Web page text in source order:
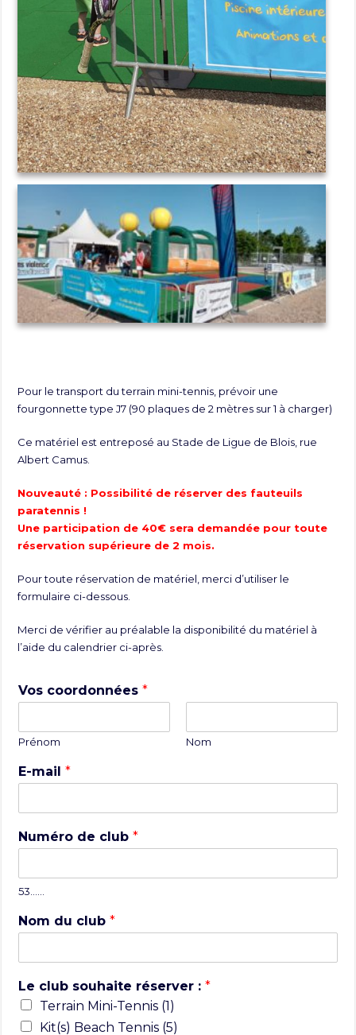
Pour le transport du terrain mini-tennis, prévoir une
fourgonnette type J7 (90 plaques de 2 mètres sur 1 à charger)
Ce matériel est entreposé au Stade de Ligue de Blois, rue
Albert Camus.
Nouveauté : Possibilité de réserver des fauteuils
paratennis !
Une participation de 40€ sera demandée pour toute
réservation supérieure de 2 mois.
Pour toute réservation de matériel, merci d’utiliser le
formulaire ci-dessous.
Merci de vérifier au préalable la disponibilité du matériel à
l’aide du calendrier ci-après.
Vos coordonnées*
Prénom Nom
E-mail*
Numéro de club*
53……
Nom du club*
Le club souhaite réserver :*
Terrain Mini-Tennis (1)
Kit(s) Beach Tennis (5)